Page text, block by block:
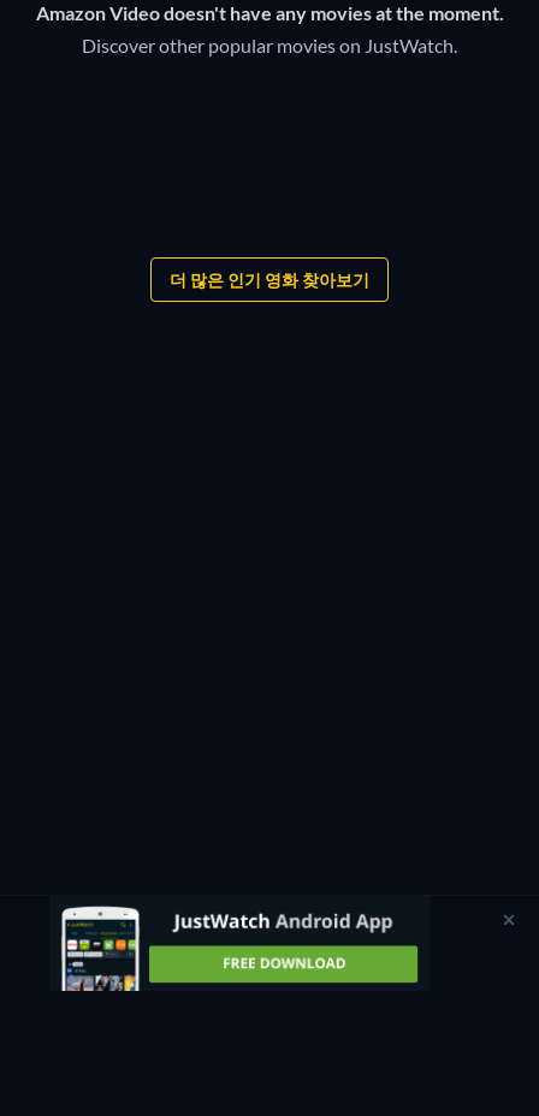
Amazon Video doesn't have any movies at the moment.
Discover other popular movies on JustWatch.
더 많은 인기 영화 찾아보기